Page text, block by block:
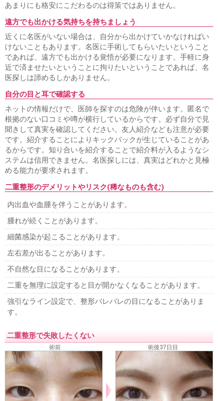
当院のご案内 料金表 アクセス 相談・質問 ご予約
あまりにも格安にこだわるのは得策ではありません。
遠方でも出かける気持ちを持ちましょう
近くに名医がいない場合は、自分から出かけていかなければい
けないこともあります。名医に手術してもらいたいということ
であれば、遠方でも出かける覚悟が必要になります。手軽に身
近で済ませたいということに拘りたいということであれば、名
医探しは諦めるしかありません。
自分の目と耳で確認する
ネットの情報だけで、医師を探すのは危険が伴います。匿名で
根拠のない口コミや噂が横行しているからです。必ず自分で見
聞きして真実を確認してください。友人紹介なども注意が必要
です。紹介することによりキックバックが生じていることがあ
るからです。知り合いを紹介することで紹介料が入るようなシ
ステムは信用できません。名医探しには、真実はどれかと見極
める能力が要求されます。
二重整形のデメリットやリスク(稀なものも含む)
内出血や血腫を伴うことがあります。
腫れが続くことがあります。
細菌感染が起こることがあります。
左右差が出ることがあります。
不自然な目になることがあります。
二重を無理に設定すると目が開かなくなることがあります。
強引なライン設定で、整形バレバレの目になることがありま
す。
二重整形で失敗したくない
術前 術後37日目